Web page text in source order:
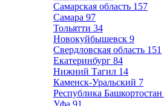
Самарская область 157
Самара 97
Тольятти 34
Новокуйбышевск 9
Свердловская область 151
Екатеринбург 84
Нижний Тагил 14
Каменск-Уральский 7
Республика Башкортостан
Уфа 91